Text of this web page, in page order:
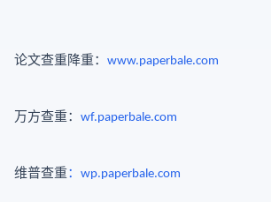
论文查重降重： www.paperbale.com
万方查重： wf.paperbale.com
维普查重： wp.paperbale.com